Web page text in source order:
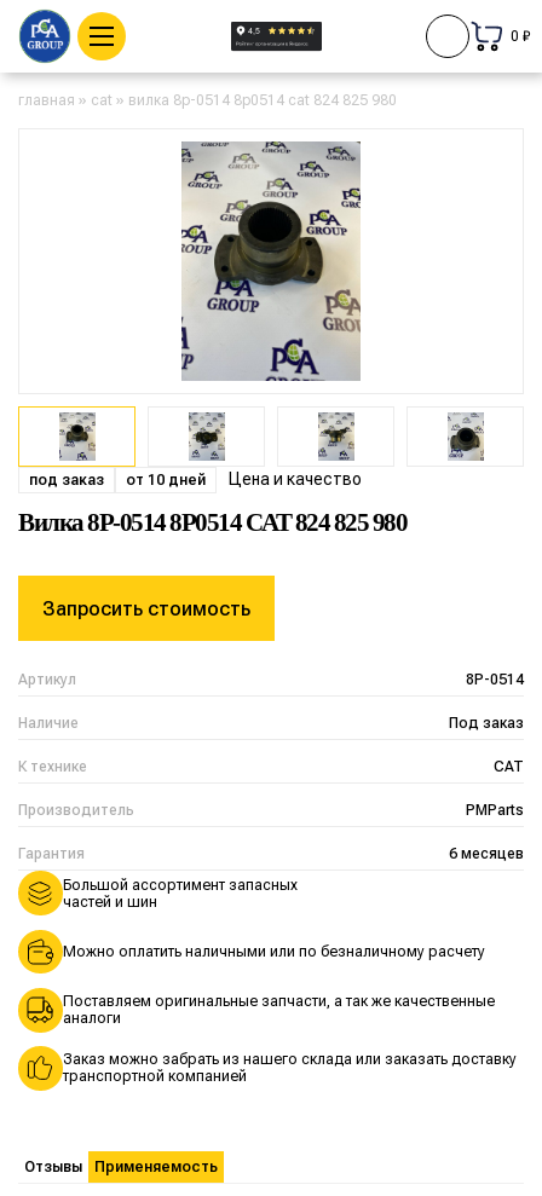
0 ₽
главная » cat » вилка 8p-0514 8p0514 cat 824 825 980
под заказ от 10 дней Цена и качество
Вилка 8P-0514 8P0514 CAT 824 825 980
Артикул 8P-0514
Наличие Под заказ
К технике CAT
Производитель PMParts
Гарантия 6 месяцев
Запросить стоимость
Большой ассортимент запасных
частей и шин
Можно оплатить наличными или по безналичному расчету
Поставляем оригинальные запчасти, а так же качественные
аналоги
Заказ можно забрать из нашего склада или заказать доставку
транспортной компанией
Отзывы Применяемость